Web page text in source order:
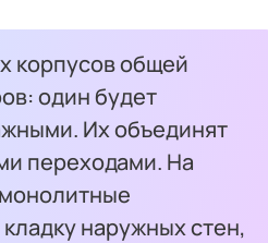
корпусов общей
один будет
Их объединят
переходами. На
наружных стен,